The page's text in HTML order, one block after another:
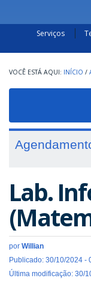
Serviços
INÍCIO /
Lab.
por Willian
Publicado: 30/10/2024 -
Última modificação: 30/